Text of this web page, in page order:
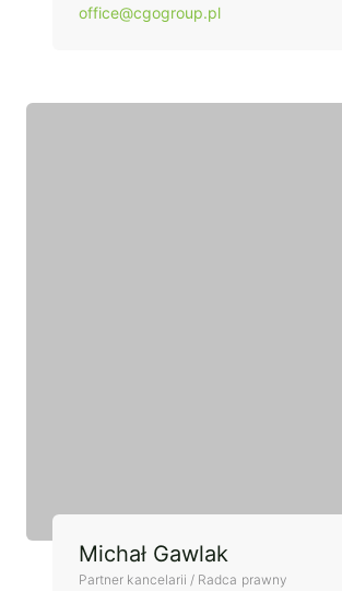
office@cgogroup.pl
Michał Gawlak
Partner kancelarii / Radca prawny